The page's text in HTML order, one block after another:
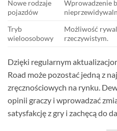
Nowe rodzaje
pojazdów
Wprowadzenie
Tryb
wieloosobowy
Możliwość
rzeczywistym.
Dzięki regularnym
Road może pozostać jedną z
zręcznościowych na rynku.
opinii graczy i wprowadzać
satysfakcję z gry i zachęcą do